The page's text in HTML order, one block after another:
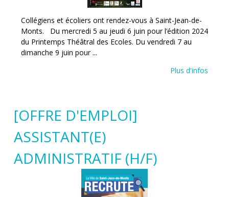
Collégiens et écoliers ont rendez-vous à Saint-Jean-de-
Monts. Du mercredi 5 au jeudi 6 juin pour l’édition 2024
du Printemps Théâtral des Ecoles. Du vendredi 7 au
dimanche 9 juin pour ...
Plus d'infos
[OFFRE D'EMPLOI]
ASSISTANT(E)
ADMINISTRATIF (H/F)